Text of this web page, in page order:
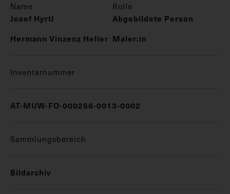
Name Rolle
Josef Hyrtl
Abgebildete Person
Hermann Vinzenz Heller Maler:in
Inventarnummer
AT-MUW-FO-000256-0013-0002
Sammlungsbereich
Bildarchiv